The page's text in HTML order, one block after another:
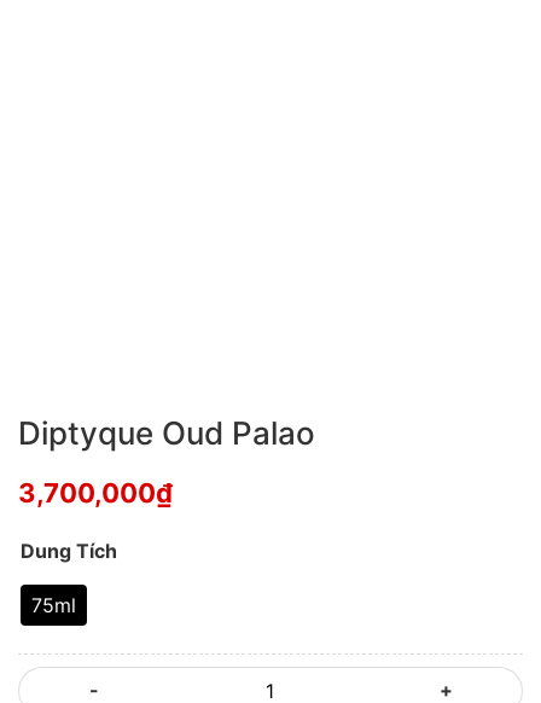
Diptyque Oud Palao
3,700,000₫
Dung Tích
75ml
- +